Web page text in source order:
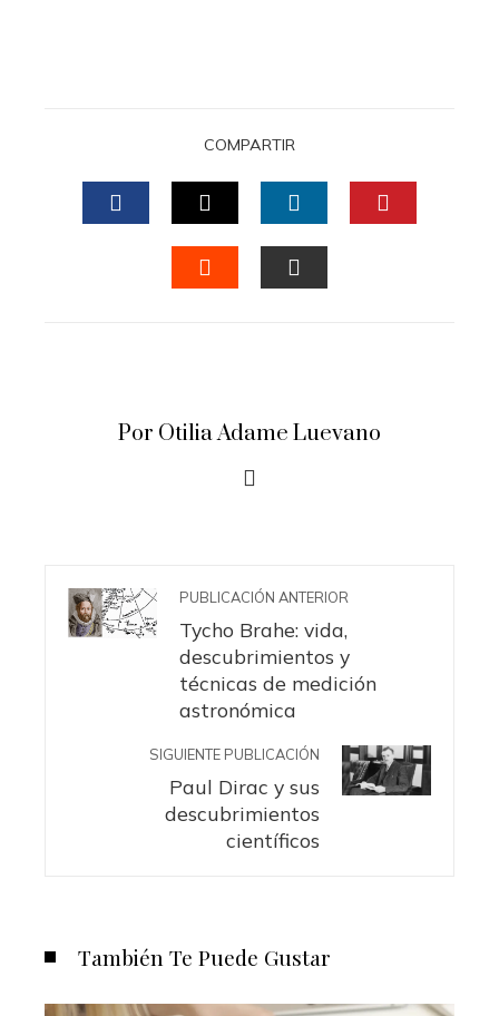
COMPARTIR
FACEBOOKTWITTERLINKEDIN
Por Otilia Adame Luevano
PUBLICACIÓN ANTERIOR
Tycho Brahe: vida,
descubrimientos y
técnicas de medición
astronómica
SIGUIENTE PUBLICACIÓN
Paul Dirac y sus
descubrimientos
científicos
También Te Puede Gustar